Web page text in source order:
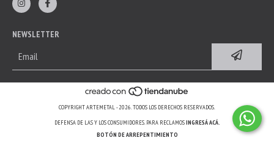
NEWSLETTER
COPYRIGHT ARTEMETAL - 2026. TODOS LOS DERECHOS RESERVADOS.
DEFENSA DE LAS Y LOS CONSUMIDORES. PARA RECLAMOSINGRESÁ ACÁ.
BOTÓN DE ARREPENTIMIENTO